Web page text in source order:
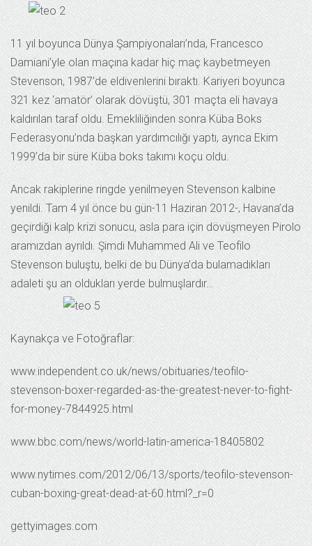
11 yıl boyunca Dünya Şampiyonaları’nda, Francesco
Damiani’yle olan maçına kadar hiç maç kaybetmeyen
Stevenson, 1987’de eldivenlerini bıraktı. Kariyeri boyunca
321 kez ‘amatör’ olarak dövüştü, 301 maçta eli havaya
kaldırılan taraf oldu. Emekliliğinden sonra Küba Boks
Federasyonu’nda başkan yardımcılığı yaptı, ayrıca Ekim
1999’da bir süre Küba boks takımı koçu oldu.
Ancak rakiplerine ringde yenilmeyen Stevenson kalbine
yenildi. Tam 4 yıl önce bu gün-11 Haziran 2012-, Havana’da
geçirdiği kalp krizi sonucu, asla para için dövüşmeyen Pirolo
aramızdan ayrıldı. Şimdi Muhammed Ali ve Teofilo
Stevenson buluştu, belki de bu Dünya’da bulamadıkları
adaleti şu an oldukları yerde bulmuşlardır…
Kaynakça ve Fotoğraflar:
www.independent.co.uk/news/obituaries/teofilo-
stevenson-boxer-regarded-as-the-greatest-never-to-fight-
for-money-7844925.html
www.bbc.com/news/world-latin-america-18405802
www.nytimes.com/2012/06/13/sports/teofilo-stevenson-
cuban-boxing-great-dead-at-60.html?_r=0
gettyimages.com